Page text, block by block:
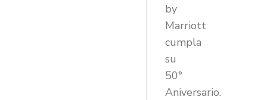
by
Marriott
cumpla
su
50°
Aniversario.